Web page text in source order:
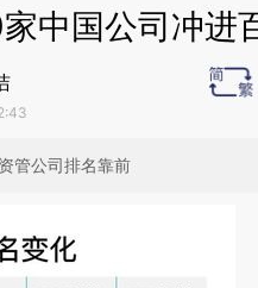
中国公司冲进
管公司排名靠前